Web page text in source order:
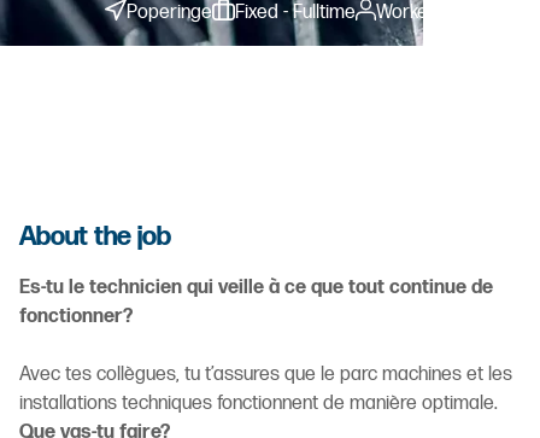
Poperinge Fixed - Fulltime Worker
About the job
Es-tu le technicien qui veille à ce que tout continue de
fonctionner?
Avec tes collègues, tu t’assures que le parc machines et les
installations techniques fonctionnent de manière optimale.
Que vas-tu faire?